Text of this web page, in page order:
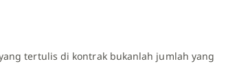
tertulis di kontrak bukanlah jumlah yang